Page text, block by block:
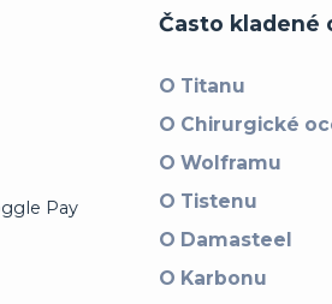
Často kladené
O Titanu
O Chirurgické
O Wolframu
O Tistenu
O Damasteel
O Karbonu